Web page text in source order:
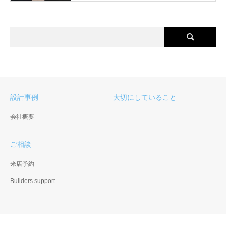
設計事例
会社概要
大切にしていること
ご相談
来店予約
Builders support